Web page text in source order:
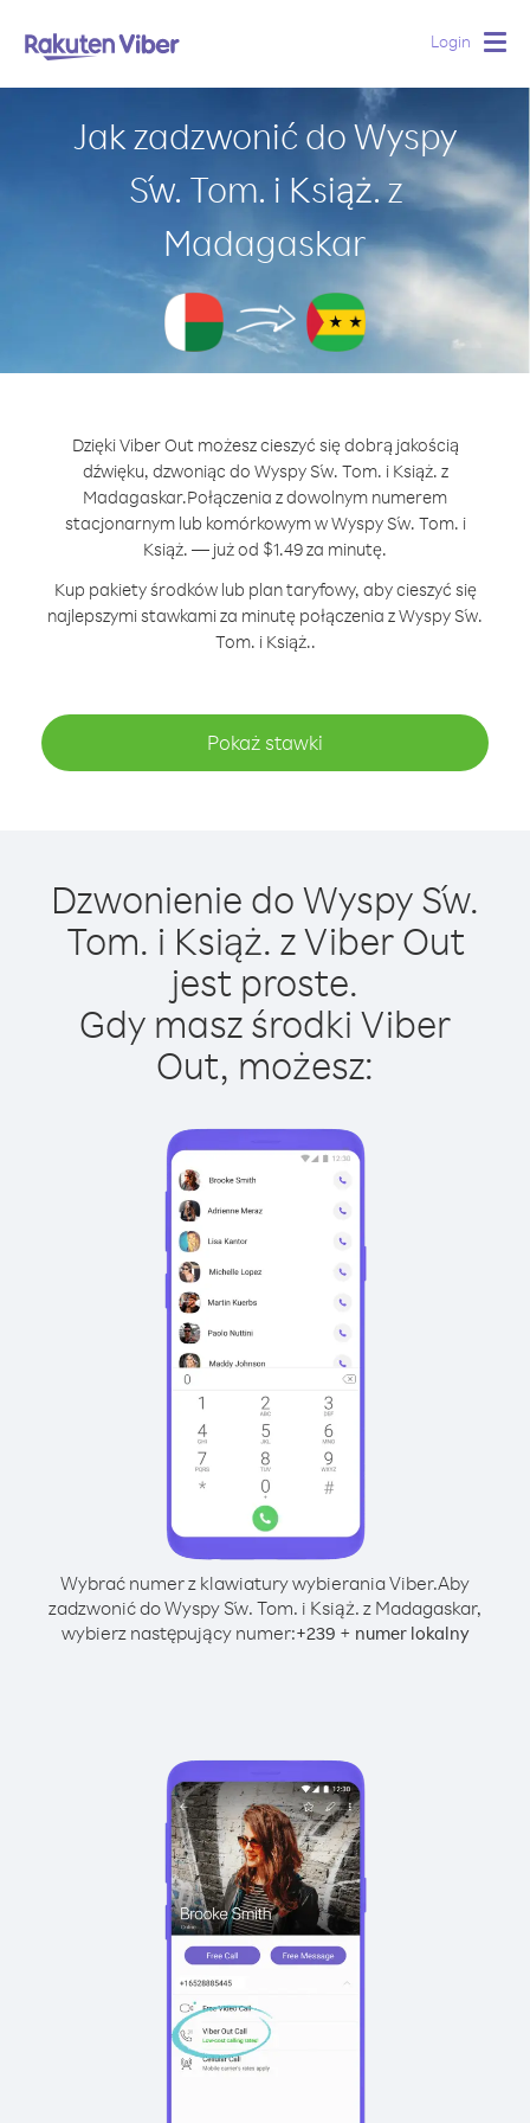
Login
Jak zadzwonić do Wyspy
Św. Tom. i Książ. z
Madagaskar
Dzięki Viber Out możesz cieszyć się dobrą jakością
dźwięku, dzwoniąc do Wyspy Św. Tom. i Książ. z
Madagaskar.Połączenia z dowolnym numerem
stacjonarnym lub komórkowym w Wyspy Św. Tom. i
Książ. — już od $1.49 za minutę.
Kup pakiety środków lub plan taryfowy, aby cieszyć się
najlepszymi stawkami za minutę połączenia z Wyspy Św.
Tom. i Książ..
Pokaż stawki
Dzwonienie do Wyspy Św.
Tom. i Książ. z Viber Out
jest proste.
Gdy masz środki Viber
Out, możesz:
Wybrać numer z klawiatury wybierania Viber.Aby
zadzwonić do Wyspy Św. Tom. i Książ. z Madagaskar,
wybierz następujący numer:+239 + numer lokalny